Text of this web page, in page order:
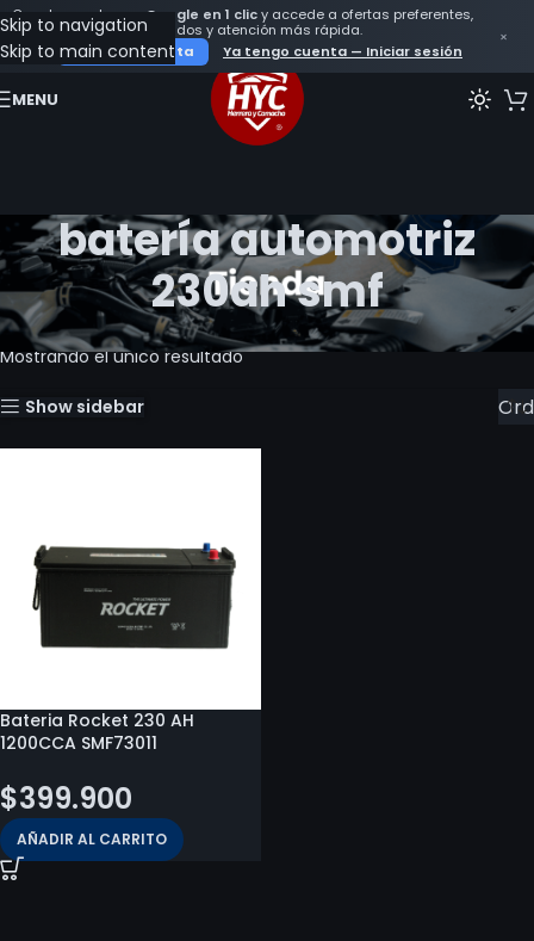
Crea tu cuenta con Google en 1 clicy accede a ofertas preferentes,
seguimiento de tus pedidos y atención más rápida.
Crear mi cuenta
Ya tengo cuenta — Iniciar sesión
×
Skip to navigation
Skip to main content
MENU
batería automotriz
230ah smf
Inicio Productos etiquetados “batería automotriz 230ah smf”
Mostrando el único resultado
Show sidebar
Bateria Rocket 230 AH
1200CCA SMF73011
$399.900
AÑADIR AL CARRITO